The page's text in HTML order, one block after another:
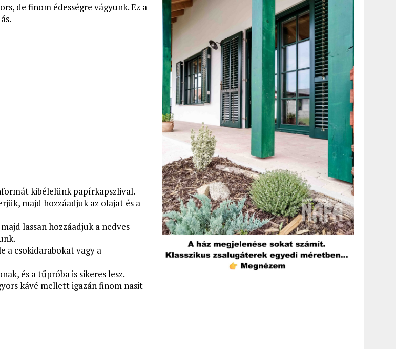
de finom édességre vágyunk. Ez a
kibélelünk papírkapszlival.
majd hozzáadjuk az olajat és a
lassan hozzáadjuk a nedves
a csokidarabokat vagy a
és a tűpróba is sikeres lesz.
kávé mellett igazán finom nasit